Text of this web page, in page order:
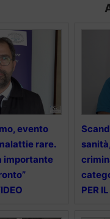
evento
rare.
importante
PER